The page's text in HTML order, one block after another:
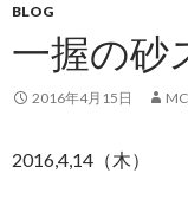
BLOG
一握の砂
2016年4月15日
2016,4,14（木）